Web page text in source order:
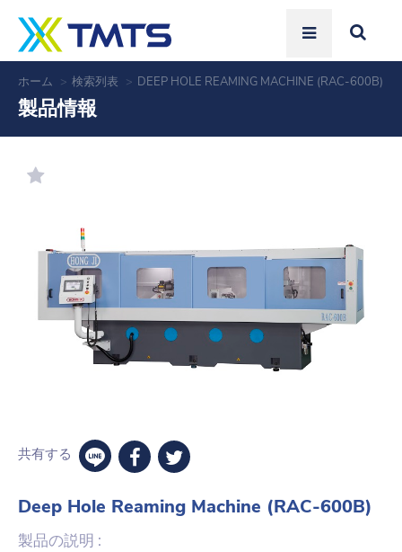
ホーム 検索列表 DEEP HOLE REAMING MACHINE (RAC-600B)
製品情報
共有する
Deep Hole Reaming Machine (RAC-600B)
製品の説明 :